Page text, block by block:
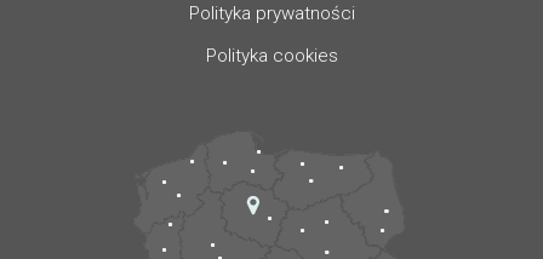
Polityka prywatności
Polityka cookies